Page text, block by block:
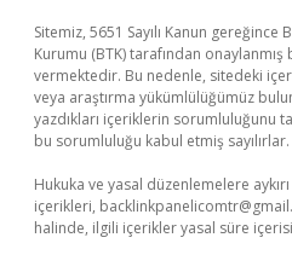
Sitemiz, 5651 Sayılı Kanun
Kurumu (BTK) tarafından onaylanmış
vermektedir. Bu nedenle, sitedeki
veya araştırma yükümlülüğümüz
yazdıkları içeriklerin sorumluluğunu
bu sorumluluğu kabul etmiş sayılırlar.
Hukuka ve yasal düzenlemelere
içerikleri,
halinde, ilgili içerikler yasal süre